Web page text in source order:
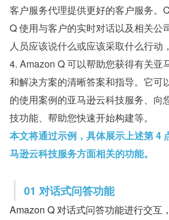
客户服务代理提供更好的客户服务。
Q 使用与客户的实时对话以及相关公
人员应该说什么或应该采取什么行动
4. Amazon Q 可以帮助您获得有关亚
和解决方案的清晰答案和指导。它可
的使用案例的亚马逊云科技服务、向
技功能、帮助您快速开始构建等。
本文将通过示例，具体展示上述第 4
马逊云科技服务方面相关的功能。
01 对话式问答功能
Amazon Q 对话式问答功能进行交互